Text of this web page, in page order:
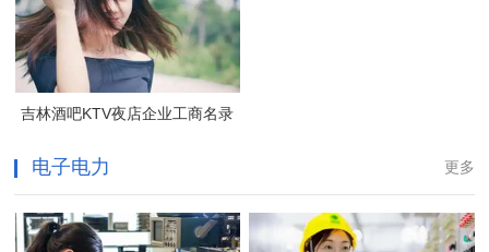
吉林酒吧KTV夜店企业工商名录
更多
电子电力